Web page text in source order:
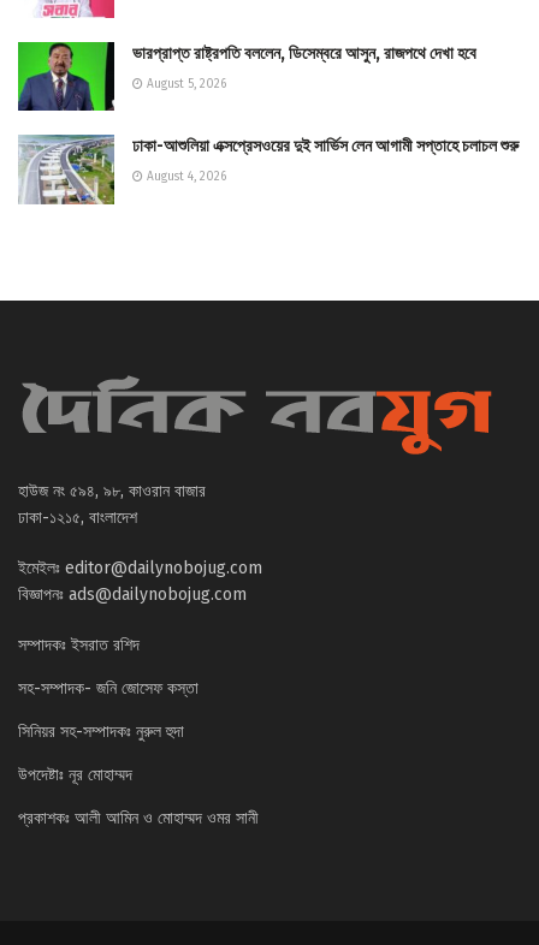
ভারপ্রাপ্ত রাষ্ট্রপতি বললেন, ডিসেম্বরে আসুন, রাজপথে দেখা হবে
August 5, 2026
ঢাকা-আশুলিয়া এক্সপ্রেসওয়ের দুই সার্ভিস লেন আগামী সপ্তাহে চলাচল শুরু
August 4, 2026
হাউজ নং ৫৯৪, ৯৮, কাওরান বাজার
ঢাকা-১২১৫, বাংলাদেশ
ইমেইলঃ editor@dailynobojug.com
বিজ্ঞাপনঃ ads@dailynobojug.com
সম্পাদকঃ ইসরাত রশিদ
সহ-সম্পাদক- জনি জোসেফ কস্তা
সিনিয়র সহ-সম্পাদকঃ নুরুল হুদা
উপদেষ্টাঃ নূর মোহাম্মদ
প্রকাশকঃ আলী আমিন ও মোহাম্মদ ওমর সানী